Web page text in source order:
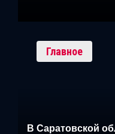
Главное
В Саратовской